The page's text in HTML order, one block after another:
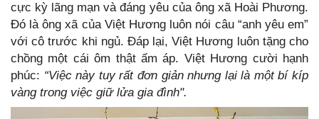
cực kỳ lãng mạn và đáng yêu của ông xã Hoài Phương.
Đó là ông xã của Việt Hương luôn nói câu “anh yêu em”
với cô trước khi ngủ. Đáp lại, Việt Hương luôn tặng cho
chồng một cái ôm thật ấm áp. Việt Hương cười hạnh
phúc: “Việc này tuy rất đơn giản nhưng lại là một bí kíp
vàng trong việc giữ lửa gia đình".